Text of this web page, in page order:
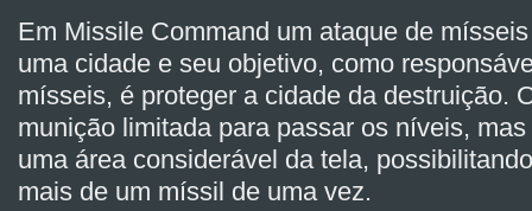
Em Missile Command um ataque de
uma cidade e seu objetivo, como
mísseis, é proteger a cidade da destruição.
munição limitada para passar os níveis,
uma área considerável da tela,
mais de um míssil de uma vez.